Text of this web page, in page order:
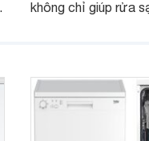
không chỉ giúp rửa
chúng tôi đi đánh
này nhé.